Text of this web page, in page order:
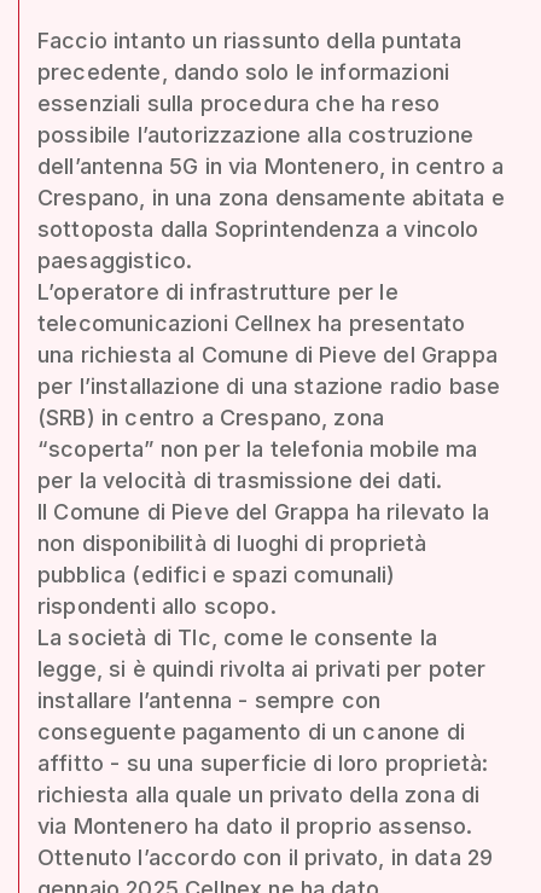
Faccio intanto un riassunto della puntata
precedente, dando solo le informazioni
essenziali sulla procedura che ha reso
possibile l’autorizzazione alla costruzione
dell’antenna 5G in via Montenero, in centro a
Crespano, in una zona densamente abitata e
sottoposta dalla Soprintendenza a vincolo
paesaggistico.
L’operatore di infrastrutture per le
telecomunicazioni Cellnex ha presentato
una richiesta al Comune di Pieve del Grappa
per l’installazione di una stazione radio base
(SRB) in centro a Crespano, zona
“scoperta” non per la telefonia mobile ma
per la velocità di trasmissione dei dati.
Il Comune di Pieve del Grappa ha rilevato la
non disponibilità di luoghi di proprietà
pubblica (edifici e spazi comunali)
rispondenti allo scopo.
La società di Tlc, come le consente la
legge, si è quindi rivolta ai privati per poter
installare l’antenna - sempre con
conseguente pagamento di un canone di
affitto - su una superficie di loro proprietà:
richiesta alla quale un privato della zona di
via Montenero ha dato il proprio assenso.
Ottenuto l’accordo con il privato, in data 29